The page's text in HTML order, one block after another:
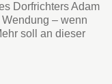
Dorfrichters Adam
– wenn
soll an dieser